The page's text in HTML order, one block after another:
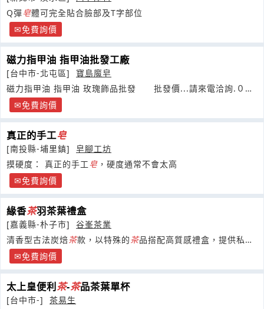
Q彈皂體可完全貼合臉部及T字部位
免費詢價
磁力指甲油 指甲油批發工廠
[台中市-北屯區]
寶島魔皂
磁力指甲油 指甲油 玫瑰飾品批發 批發價...請來電洽詢.０９
３２免費詢價
真正的手工皂
[南投縣-埔里鎮]
皂腳工坊
摸硬度： 真正的手工皂 ，硬度通常不會太高
免費詢價
緣香茶羽茶葉禮盒
[嘉義縣-朴子市]
谷峯茶業
清香型古法炭焙茶款，以特殊的茶品搭配高質感禮盒，提供私
人、公司送禮採購需求， 產品經SGS檢驗合格。
免費詢價
太上皇便利 茶-茶品茶葉單杯
[台中市-]
茶易生